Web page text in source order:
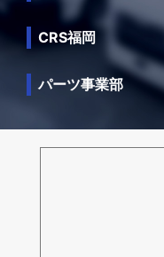
CRS福岡
パーツ事業部